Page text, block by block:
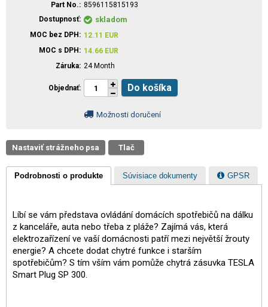
Part No.
8596115815193
Dostupnosť
skladom
MOC bez DPH 12.11 EUR
MOC s DPH
14.66 EUR
Záruka 24 Month
Objednať Do košíka
Možnosti doručení
Nastaviť strážneho psa Tlač
Podrobnosti o produkte Súvisiace dokumenty GPSR
Líbí se vám představa ovládání domácích spotřebičů na dálku
z kanceláře, auta nebo třeba z pláže? Zajímá vás, která
elektrozařízení ve vaší domácnosti patří mezi největší žrouty
energie? A chcete dodat chytré funkce i starším
spotřebičům? S tím vším vám pomůže chytrá zásuvka TESLA
Smart Plug SP 300.